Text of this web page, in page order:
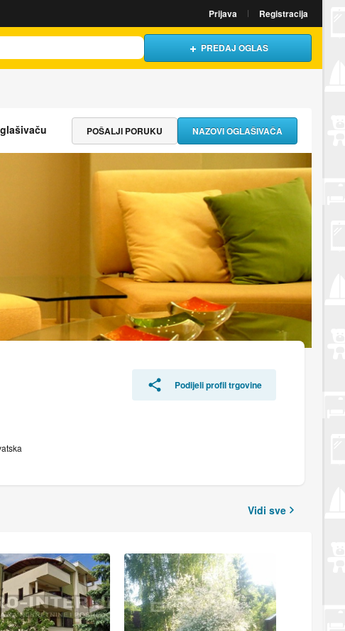
Prijava Registracija
PREDAJ OGLAS
Podijeli profil trgovine
NAZOVI OGLAŠIVAČA
POŠALJI PORUKU
Vidi sve